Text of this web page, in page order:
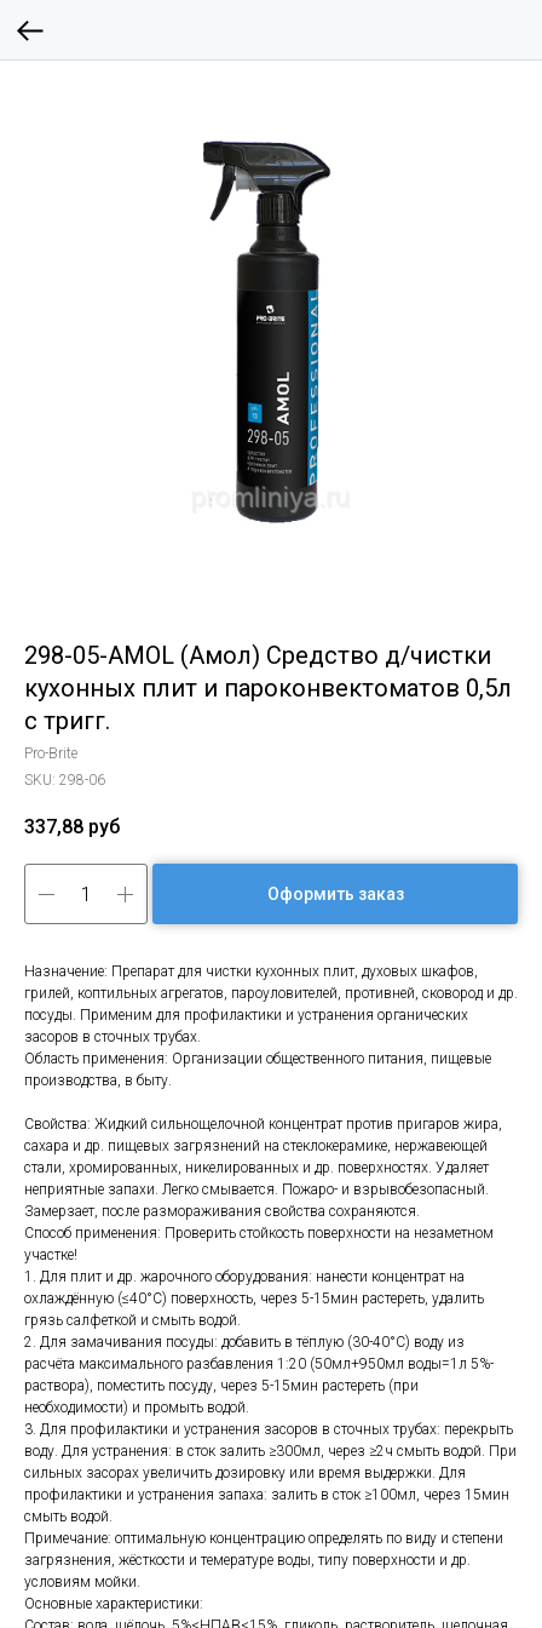
298-05-AMOL (Амол) Средство д/чистки
кухонных плит и пароконвектоматов 0,5л
с тригг.
Pro-Brite
SKU: 298-06
337,88 руб
Оформить заказ
Назначение: Препарат для чистки кухонных плит, духовых шкафов,
грилей, коптильных агрегатов, пароуловителей, противней, сковород и др.
посуды. Применим для профилактики и устранения органических
засоров в сточных трубах.
Область применения: Организации общественного питания, пищевые
производства, в быту.
Свойства: Жидкий сильнощелочной концентрат против пригаров жира,
сахара и др. пищевых загрязнений на стеклокерамике, нержавеющей
стали, хромированных, никелированных и др. поверхностях. Удаляет
неприятные запахи. Легко смывается. Пожаро- и взрывобезопасный.
Замерзает, после размораживания свойства сохраняются.
Способ применения: Проверить стойкость поверхности на незаметном
участке!
1. Для плит и др. жарочного оборудования: нанести концентрат на
охлаждённую (≤40°С) поверхность, через 5-15мин растереть, удалить
грязь салфеткой и смыть водой.
2. Для замачивания посуды: добавить в тёплую (30-40°С) воду из
расчёта максимального разбавления 1:20 (50мл+950мл воды=1л 5%-
раствора), поместить посуду, через 5-15мин растереть (при
необходимости) и промыть водой.
3. Для профилактики и устранения засоров в сточных трубах: перекрыть
воду. Для устранения: в сток залить ≥300мл, через ≥2ч смыть водой. При
сильных засорах увеличить дозировку или время выдержки. Для
профилактики и устранения запаха: залить в сток ≥100мл, через 15мин
смыть водой.
Примечание: оптимальную концентрацию определять по виду и степени
загрязнения, жёсткости и темературе воды, типу поверхности и др.
условиям мойки.
Основные характеристики: